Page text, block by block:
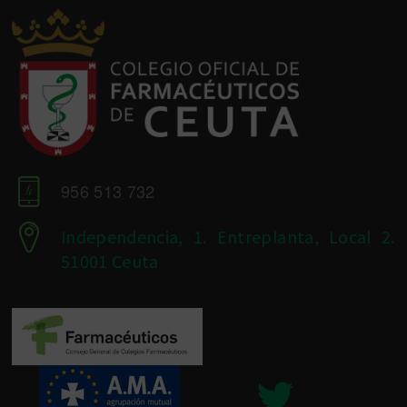
956 513 732
Independencia, 1. Entreplanta, Local 2.
51001 Ceuta